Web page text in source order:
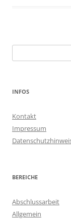
nach:
INFOS
Kontakt
Impressum
BEREICHE
Abschlussarbeit
Allgemein